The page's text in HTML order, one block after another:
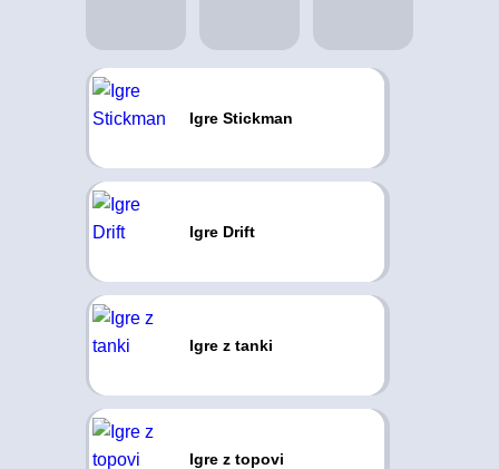
Igre Stickman
Igre Drift
Igre z tanki
Igre z topovi